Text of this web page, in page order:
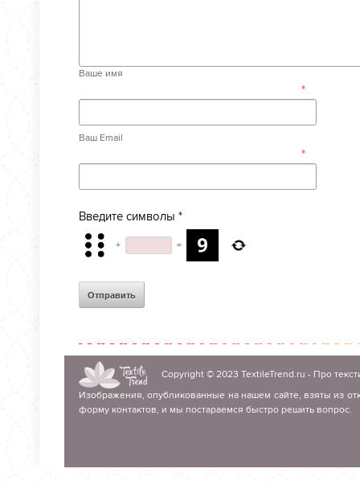
Ваше имя
*
Ваш Email
*
Введите символы *
+ =
Copyright © 2023 TextileTrend.ru - Про
Изображения, опубликованные на нашем сайте, взяты из
форму контактов, и мы постараемся быстро решить вопрос.